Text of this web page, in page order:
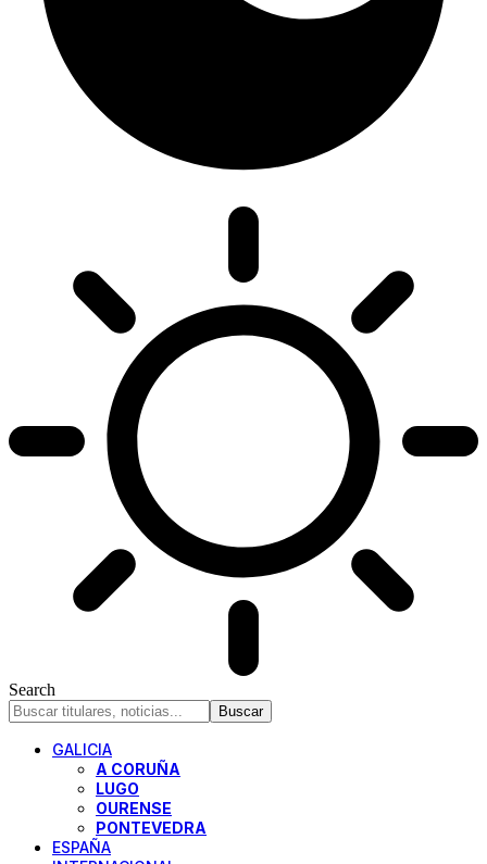
Search
GALICIA
A CORUÑA
LUGO
OURENSE
PONTEVEDRA
ESPAÑA